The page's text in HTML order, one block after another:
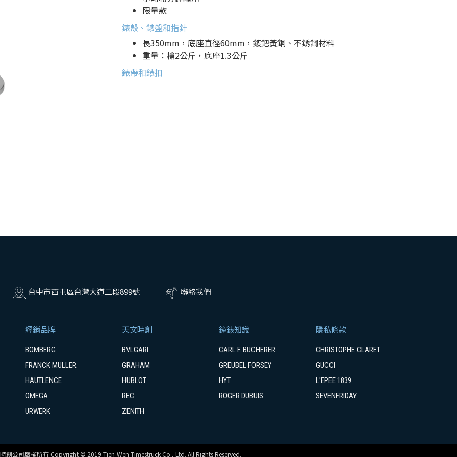
限量款
錶殼、錶盤和指針
長350mm，底座直徑60mm，鍍鈀黃銅、不銹鋼材料
重量：槍2公斤，底座1.3公斤
錶帶和錶扣
台中市西屯區台灣大道二段899號 聯絡我們
經銷品牌 天文時創 鐘錶知識 隱私條款
BOMBERG BVLGARI CARL F. BUCHERER
CHRISTOPHE CLARET
FRANCK MULLER
GRAHAM GREUBEL FORSEY
GUCCI
HAUTLENCE
HUBLOT HYT
L'EPEE 1839
OMEGA
REC ROGER DUBUIS
SEVENFRIDAY
URWERK
ZENITH
創公司版權所有 Copyright © 2019 Tien-Wen Timestruck Co., Ltd. All Rights Reserved.